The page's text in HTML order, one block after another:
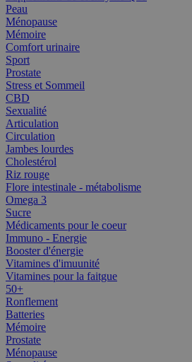
Peau
Ménopause
Mémoire
Comfort urinaire
Sport
Prostate
Stress et Sommeil
CBD
Sexualité
Articulation
Circulation
Jambes lourdes
Cholestérol
Riz rouge
Flore intestinale - métabolisme
Omega 3
Sucre
Médicaments pour le coeur
Immuno - Energie
Booster d'énergie
Vitamines d'imuunité
Vitamines pour la faitgue
50+
Ronflement
Batteries
Mémoire
Prostate
Ménopause